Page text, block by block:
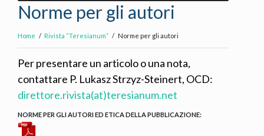
Norme per gli autori
Home Rivista “Teresianum” Norme per gli autori
Per presentare un articolo o una nota,
contattare P. Lukasz Strzyz-Steinert, OCD:
direttore.rivista(at)teresianum.net
NORME PER GLI AUTORI ED ETICA DELLA PUBBLICAZIONE: